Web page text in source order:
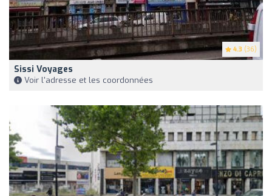
4.3 (36)
Sissi Voyages
Voir l'adresse et les coordonnées